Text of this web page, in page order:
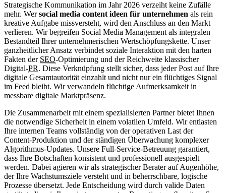
Strategische Kommunikation im Jahr 2026 verzeiht keine Zufälle
mehr. Wersocial media content ideen für unternehmen als rein
kreative Aufgabe missversteht, wird den Anschluss an den Markt
verlieren. Wir begreifen Social Media Management als integralen
Bestandteil Ihrer unternehmerischen Wertschöpfungskette. Unser
ganzheitlicher Ansatz verbindet soziale Interaktion mit den harten
Fakten der SEO-Optimierung und der Reichweite klassischer
Digital-PR. Diese Verknüpfung stellt sicher, dass jeder Post auf Ihre
digitale Gesamtautorität einzahlt und nicht nur ein flüchtiges Signal
im Feed bleibt. Wir verwandeln flüchtige Aufmerksamkeit in
messbare digitale Marktpräsenz.
Die Zusammenarbeit mit einem spezialisierten Partner bietet Ihnen
die notwendige Sicherheit in einem volatilen Umfeld. Wir entlasten
Ihre internen Teams vollständig von der operativen Last der
Content-Produktion und der ständigen Überwachung komplexer
Algorithmus-Updates. Unsere Full-Service-Betreuung garantiert,
dass Ihre Botschaften konsistent und professionell ausgespielt
werden. Dabei agieren wir als strategischer Berater auf Augenhöhe,
der Ihre Wachstumsziele versteht und in beherrschbare, logische
Prozesse übersetzt. Jede Entscheidung wird durch valide Daten